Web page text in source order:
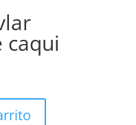
caqui